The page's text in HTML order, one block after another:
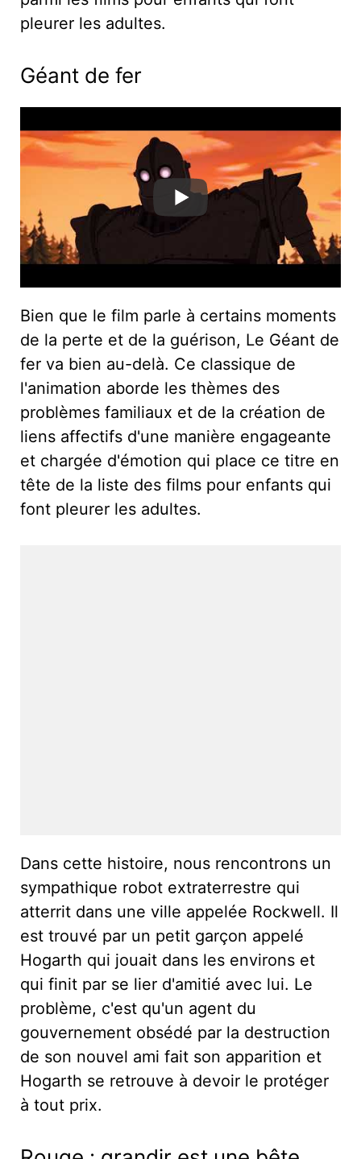
pleurer les adultes.
Géant de fer
Bien que le film parle à certains moments
de la perte et de la guérison, Le Géant de
fer va bien au-delà. Ce classique de
l'animation aborde les thèmes des
problèmes familiaux et de la création de
liens affectifs d'une manière engageante
et chargée d'émotion qui place ce titre en
tête de la liste des films pour enfants qui
font pleurer les adultes.
Dans cette histoire, nous rencontrons un
sympathique robot extraterrestre qui
atterrit dans une ville appelée Rockwell. Il
est trouvé par un petit garçon appelé
Hogarth qui jouait dans les environs et
qui finit par se lier d'amitié avec lui. Le
problème, c'est qu'un agent du
gouvernement obsédé par la destruction
de son nouvel ami fait son apparition et
Hogarth se retrouve à devoir le protéger
à tout prix.